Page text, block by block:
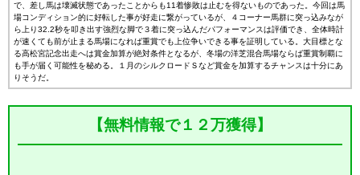
で、差し馬は壊滅状態であったことからも11着惨敗は止むを得ないものであった。今回は馬
場コンディション的に好転した事が好走に繋がっているが、４コーナー馬群に突っ込みなが
ら上り32.2秒を叩き出す強烈な脚で３着に突っ込んだパフォーマンスは評価でき、全体時計
が速くても前が止まる馬場になれば重賞でも上位争いできる事を証明している。大目標とな
る高松宮記念出走へは賞金加算が絶対条件となるが、冬場の洋芝混合馬場ならば重賞制覇に
も手が届く可能性を秘める。１月のシルクロードＳなど賞金を加算するチャンスは十分にあ
りそうだ。
【無料情報で１２万獲得】